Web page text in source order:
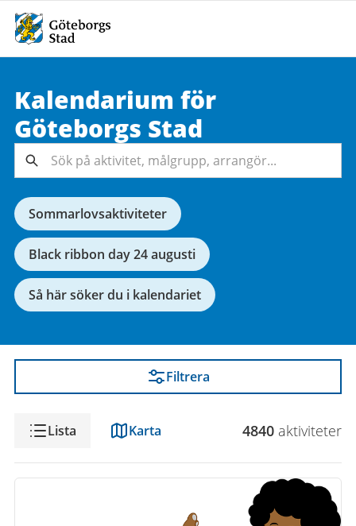
Kalendarium för
Göteborgs Stad
Sök på
aktivitet,
målgrupp,
arrangör...
Sök
Sommarlovsaktiviteter
Black ribbon day 24 augusti
Så här söker du i kalendariet
Filtrera
VisningLista Karta 4840 aktiviteter